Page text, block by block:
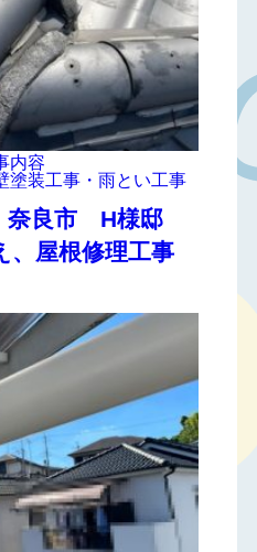
内容
塗装工事・雨とい工事
奈良市 H様邸
、屋根修理工事